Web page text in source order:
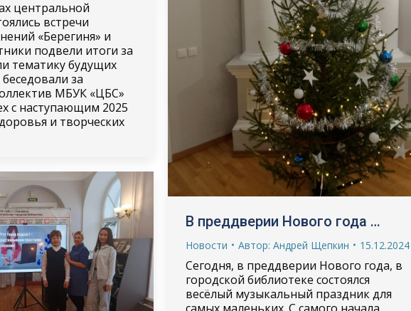
центральной
встречи
«Берегиня» и
подвели итоги за
тематику будущих
за
МБУК «ЦБС»
с наступающим 2025
и творческих
В преддверии Нового года …
Новости Автор: Андрей Щепкин 15.12.2024
Сегодня, в преддверии Нового года, в
городской библиотеке состоялся
весёлый музыкальный праздник для